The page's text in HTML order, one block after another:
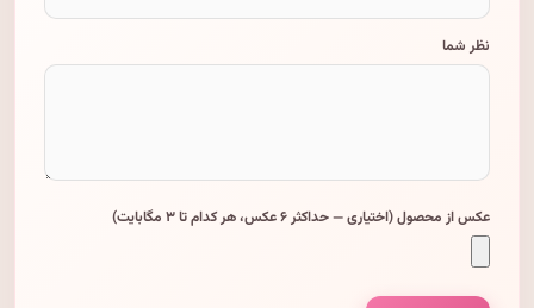
نظر شما
عکس از محصول (اختیاری — حداکثر ۶ عکس، هر کدام تا ۳ مگابایت)